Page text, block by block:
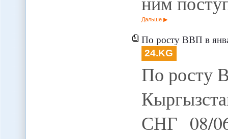
Дальше
По росту ВВП в
24.KG
По росту
СНГ 08/